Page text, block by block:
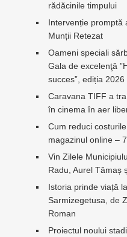
rădăcinile timpului
Intervenție promptă
Munții Retezat
Oameni speciali
Gala de excelenţă
succes”, ediția 2026
Caravana TIFF a
în cinema în aer
Cum reduci
magazinul online –
Vin Zilele
Radu, Aurel Tămaș
Istoria prinde viață
Sarmizegetusa, de
Roman
Proiectul noului